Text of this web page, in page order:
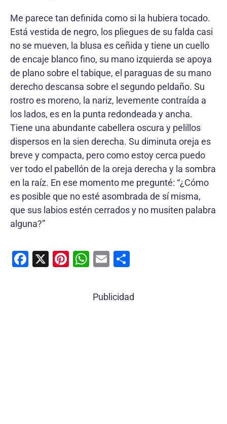
Me parece tan definida como si la hubiera tocado.
Está vestida de negro, los pliegues de su falda casi
no se mueven, la blusa es ceñida y tiene un cuello
de encaje blanco fino, su mano izquierda se apoya
de plano sobre el tabique, el paraguas de su mano
derecho descansa sobre el segundo peldaño. Su
rostro es moreno, la nariz, levemente contraída a
los lados, es en la punta redondeada y ancha.
Tiene una abundante cabellera oscura y pelillos
dispersos en la sien derecha. Su diminuta oreja es
breve y compacta, pero como estoy cerca puedo
ver todo el pabellón de la oreja derecha y la sombra
en la raíz. En ese momento me pregunté: “¿Cómo
es posible que no esté asombrada de sí misma,
que sus labios estén cerrados y no musiten palabra
alguna?”
F
X
Pi W
at
E
ai m
Publicidad